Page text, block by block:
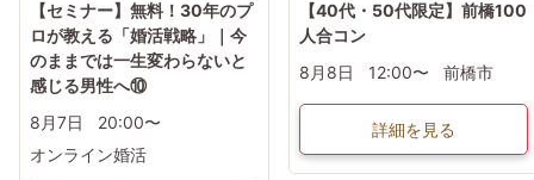
【セミナー】無料！30年のプ
ロが教える「婚活戦略」｜今
のままでは一生変わらないと
感じる男性へ⑩
8月7日
20:00〜
オンライン婚活
【40代・50代限定】前橋100
人合コン
8月8日
12:00〜 前橋市
詳細を見る